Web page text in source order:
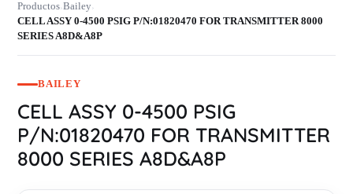
Productos›Bailey›
CELL ASSY 0-4500 PSIG P/N:01820470 FOR TRANSMITTER 8000
SERIES A8D&A8P
BAILEY
CELL ASSY 0-4500 PSIG
P/N:01820470 FOR TRANSMITTER
8000 SERIES A8D&A8P